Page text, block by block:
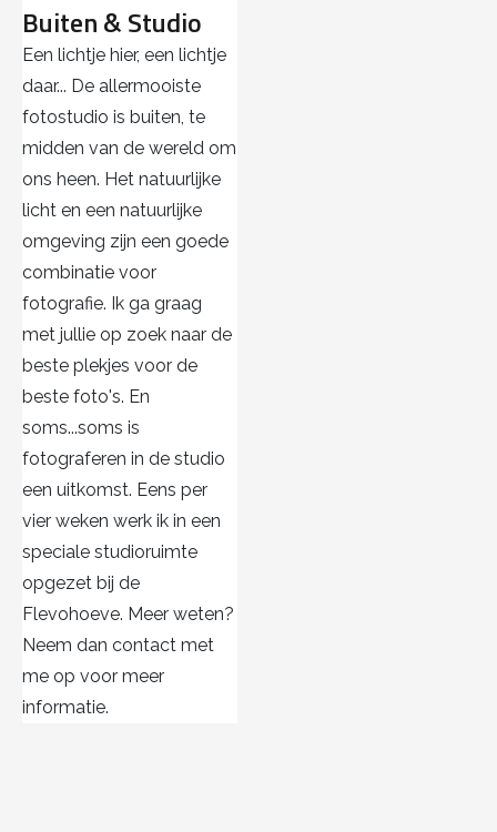
Buiten & Studio
Een lichtje hier, een lichtje
daar... De allermooiste
fotostudio is buiten, te
midden van de wereld om
ons heen. Het natuurlijke
licht en een natuurlijke
omgeving zijn een goede
combinatie voor
fotografie. Ik ga graag
met jullie op zoek naar de
beste plekjes voor de
beste foto's. En
soms...soms is
fotograferen in de studio
een uitkomst. Eens per
vier weken werk ik in een
speciale studioruimte
opgezet bij de
Flevohoeve. Meer weten?
Neem dan contact met
me op voor meer
informatie.